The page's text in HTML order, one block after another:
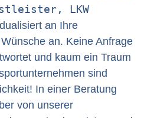
LKW
an Ihre
an. Keine Anfrage
und kaum ein Traum
sind
In einer Beratung
von unserer